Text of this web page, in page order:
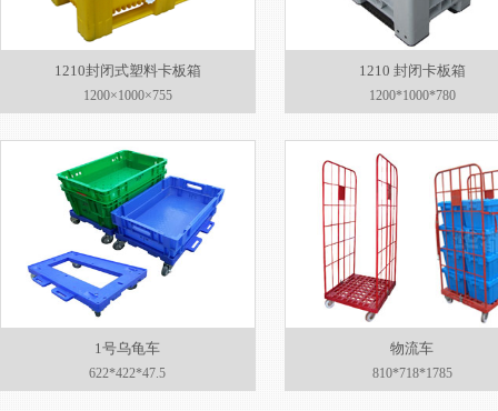
1210封闭式塑料卡板箱
1200×1000×755
1210 封闭卡板箱
1200*1000*780
1号乌龟车
622*422*47.5
物流车
810*718*1785